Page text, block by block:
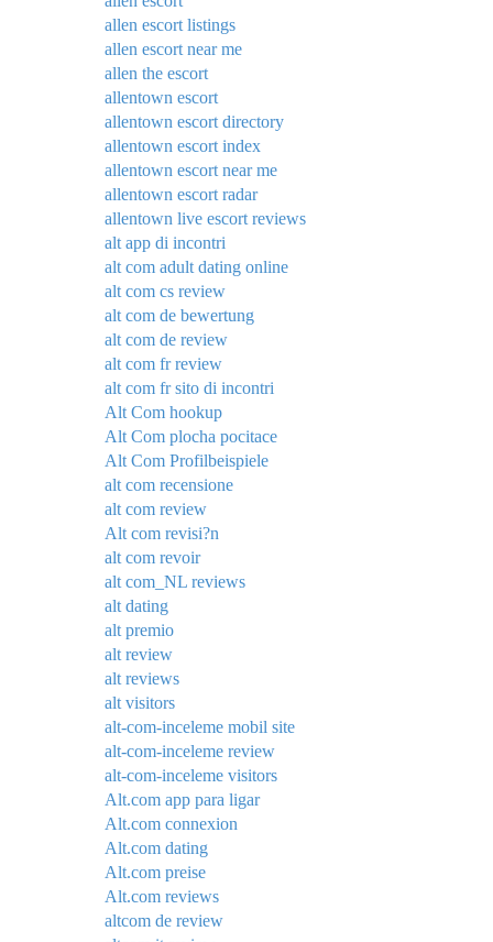
allen escort listings
allen escort near me
allen the escort
allentown escort
allentown escort directory
allentown escort index
allentown escort near me
allentown escort radar
allentown live escort reviews
alt app di incontri
alt com adult dating online
alt com cs review
alt com de bewertung
alt com de review
alt com fr review
alt com fr sito di incontri
Alt Com hookup
Alt Com plocha pocitace
Alt Com Profilbeispiele
alt com recensione
alt com review
Alt com revisi?n
alt com revoir
alt com_NL reviews
alt dating
alt premio
alt review
alt reviews
alt visitors
alt-com-inceleme mobil site
alt-com-inceleme review
alt-com-inceleme visitors
Alt.com app para ligar
Alt.com connexion
Alt.com dating
Alt.com preise
Alt.com reviews
altcom de review